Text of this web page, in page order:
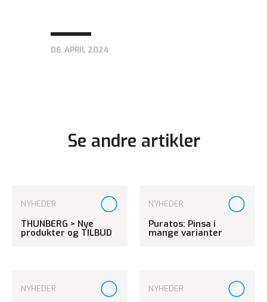
06. APRIL 2024
Se andre artikler
NYHEDER
THUNBERG > Nye
produkter og TILBUD
NYHEDER
Puratos: Pinsa i
mange varianter
NYHEDER NYHEDER